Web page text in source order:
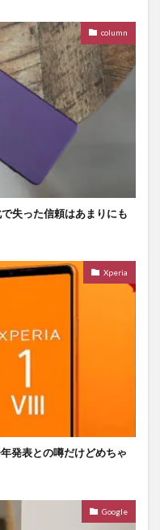
column
失った信頼はあまりにも
Xperia
発表との噂だけどめちゃ
Google